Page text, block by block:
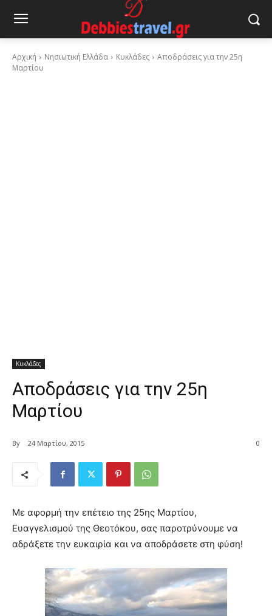
Αρχική Νησιωτική Ελλάδα Κυκλάδες
Αποδράσεις για την 25η
Μαρτίου
Κυκλάδες
Αποδράσεις για την 25η
Μαρτίου
By 24 Μαρτίου, 2015 0
Με αφορμή την επέτειο της 25ης Μαρτίου,
Ευαγγελισμού της Θεοτόκου, σας παροτρύνουμε να
αδράξετε την ευκαιρία και να αποδράσετε στη φύση!